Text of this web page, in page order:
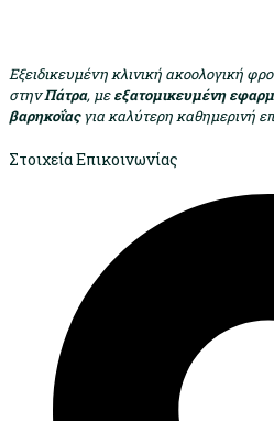
Εξειδικευμένη κλινική ακοολογική
στηνΠάτρα, μεεξατομικευμένη
βαρηκοΐαςγια καλύτερη καθημερινή
Στοιχεία Επικοινωνίας